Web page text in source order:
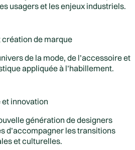
usagers et les enjeux industriels.
création de marque
de la mode, de l’accessoire et
appliquée à l’habillement.
innovation
génération de designers
d’accompagner les transitions
et culturelles.